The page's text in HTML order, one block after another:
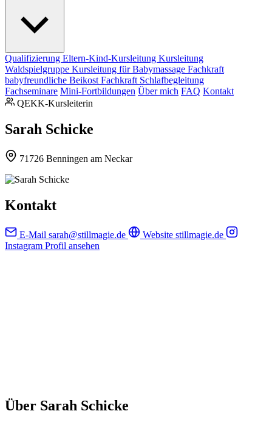
Qualifizierung Eltern-Kind-Kursleitung Kursleitung
Waldspielgruppe Kursleitung für Babymassage Fachkraft
babyfreundliche Beikost Fachkraft Schlafbegleitung
Fachseminare Mini-Fortbildungen Über mich FAQ Kontakt
QEKK-Kursleiterin
Sarah Schicke
71726 Benningen am Neckar
Kontakt
E-Mail sarah@stillmagie.de Website stillmagie.de
Instagram Profil ansehen
Über Sarah Schicke